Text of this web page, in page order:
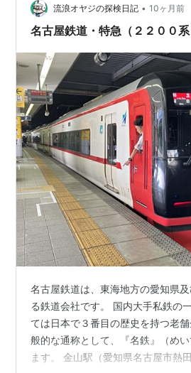
hikari-food-service.jp ランキング参
ブログ初心者のグループ ランキン
流浪オヤジの探検日記 • 10ヶ月前
名古屋鉄道・特急（２２００系
名古屋鉄道は、東海地方の愛知県
る鉄道会社です。 国内大手私鉄の
ては日本で３番目の歴史を持つ老
般的な通称として、『名鉄』（め
ます。 金山駅（愛知県名古屋市熱